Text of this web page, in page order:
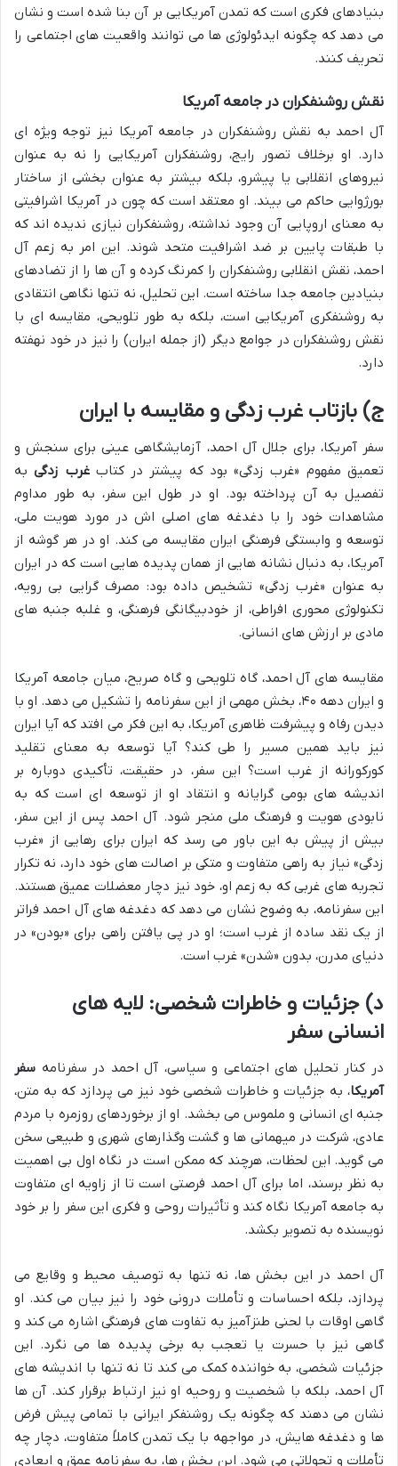
بنیادهای فکری است که تمدن آمریکایی بر آن بنا شده است و نشان
می دهد که چگونه ایدئولوژی ها می توانند واقعیت های اجتماعی را
تحریف کنند.
نقش روشنفکران در جامعه آمریکا
آل احمد به نقش روشنفکران در جامعه آمریکا نیز توجه ویژه ای
دارد. او برخلاف تصور رایج، روشنفکران آمریکایی را نه به عنوان
نیروهای انقلابی یا پیشرو، بلکه بیشتر به عنوان بخشی از ساختار
بورژوایی حاکم می بیند. او معتقد است که چون در آمریکا اشرافیتی
به معنای اروپایی آن وجود نداشته، روشنفکران نیازی ندیده اند که
با طبقات پایین بر ضد اشرافیت متحد شوند. این امر به زعم آل
احمد، نقش انقلابی روشنفکران را کمرنگ کرده و آن ها را از تضادهای
بنیادین جامعه جدا ساخته است. این تحلیل، نه تنها نگاهی انتقادی
به روشنفکری آمریکایی است، بلکه به طور تلویحی، مقایسه ای با
نقش روشنفکران در جوامع دیگر (از جمله ایران) را نیز در خود نهفته
دارد.
ج) بازتاب غرب زدگی و مقایسه با ایران
سفر آمریکا، برای جلال آل احمد، آزمایشگاهی عینی برای سنجش و
تعمیق مفهوم «غرب زدگی» بود که پیشتر در کتابغرب زدگیبه
تفصیل به آن پرداخته بود. او در طول این سفر، به طور مداوم
مشاهدات خود را با دغدغه های اصلی اش در مورد هویت ملی،
توسعه و وابستگی فرهنگی ایران مقایسه می کند. او در هر گوشه از
آمریکا، به دنبال نشانه هایی از همان پدیده هایی است که در ایران
به عنوان «غرب زدگی» تشخیص داده بود: مصرف گرایی بی رویه،
تکنولوژی محوری افراطی، از خودبیگانگی فرهنگی، و غلبه جنبه های
مادی بر ارزش های انسانی.
مقایسه های آل احمد، گاه تلویحی و گاه صریح، میان جامعه آمریکا
و ایران دهه ۴۰، بخش مهمی از این سفرنامه را تشکیل می دهد. او با
دیدن رفاه و پیشرفت ظاهری آمریکا، به این فکر می افتد که آیا ایران
نیز باید همین مسیر را طی کند؟ آیا توسعه به معنای تقلید
کورکورانه از غرب است؟ این سفر، در حقیقت، تأکیدی دوباره بر
اندیشه های بومی گرایانه و انتقاد او از توسعه ای است که به
نابودی هویت و فرهنگ ملی منجر شود. آل احمد پس از این سفر،
بیش از پیش به این باور می رسد که ایران برای رهایی از «غرب
زدگی» نیاز به راهی متفاوت و متکی بر اصالت های خود دارد، نه تکرار
تجربه های غربی که به زعم او، خود نیز دچار معضلات عمیق هستند.
این سفرنامه، به وضوح نشان می دهد که دغدغه های آل احمد فراتر
از یک نقد ساده از غرب است؛ او در پی یافتن راهی برای «بودن» در
دنیای مدرن، بدون «شدن» غرب است.
د) جزئیات و خاطرات شخصی: لایه های
انسانی سفر
در کنار تحلیل های اجتماعی و سیاسی، آل احمد در سفرنامه سفر
آمریکا، به جزئیات و خاطرات شخصی خود نیز می پردازد که به متن،
جنبه ای انسانی و ملموس می بخشد. او از برخوردهای روزمره با مردم
عادی، شرکت در میهمانی ها و گشت وگذارهای شهری و طبیعی سخن
می گوید. این لحظات، هرچند که ممکن است در نگاه اول بی اهمیت
به نظر برسند، اما برای آل احمد فرصتی است تا از زاویه ای متفاوت
به جامعه آمریکا نگاه کند و تأثیرات روحی و فکری این سفر را بر خود
نویسنده به تصویر بکشد.
آل احمد در این بخش ها، نه تنها به توصیف محیط و وقایع می
پردازد، بلکه احساسات و تأملات درونی خود را نیز بیان می کند. او
گاهی اوقات با لحنی طنزآمیز به تفاوت های فرهنگی اشاره می کند و
گاهی نیز با حسرت یا تعجب به برخی پدیده ها می نگرد. این
جزئیات شخصی، به خواننده کمک می کند تا نه تنها با اندیشه های
آل احمد، بلکه با شخصیت و روحیه او نیز ارتباط برقرار کند. آن ها
نشان می دهند که چگونه یک روشنفکر ایرانی با تمامی پیش فرض
ها و دغدغه هایش، در مواجهه با یک تمدن کاملاً متفاوت، دچار چه
تأملات و تحولاتی می شود. این بخش ها، به سفرنامه عمق و ابعادی